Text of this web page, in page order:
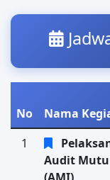
No Nama
1
Audit